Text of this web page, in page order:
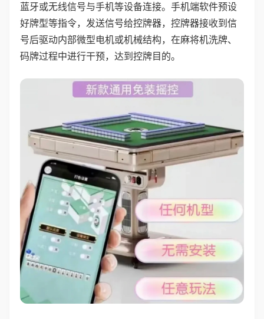
蓝牙或无线信号与手机等设备连接。手机端软件预设
好牌型等指令，发送信号给控牌器，控牌器接收到信
号后驱动内部微型电机或机械结构，在麻将机洗牌、
码牌过程中进行干预，达到控牌目的。